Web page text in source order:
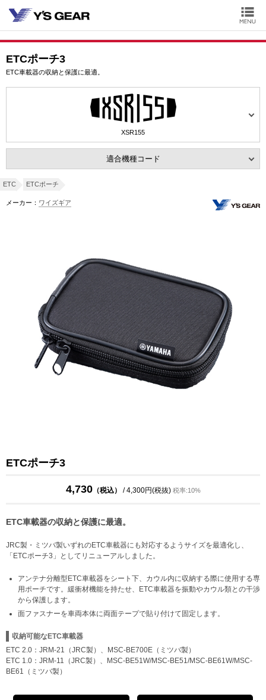
ETCポーチ3
ETC車載器の収納と保護に最適。
XSR155
適合機種コード
ETC ETCポーチ
メーカー： ワイズギア
ETCポーチ3
4,730（税込） / 4,300円(税抜) 税率:10%
ETC車載器の収納と保護に最適。
JRC製・ミツバ製いずれのETC車載器にも対応するようサイズを最適化し、
「ETCポーチ3」としてリニューアルしました。
アンテナ分離型ETC車載器をシート下、カウル内に収納する際に使用する専
用ポーチです。緩衝材機能を持たせ、ETC車載器を振動やカウル類との干渉
から保護します。
面ファスナーを車両本体に両面テープで貼り付けて固定します。
収納可能なETC車載器
ETC 2.0：JRM-21（JRC製）、MSC-BE700E（ミツバ製）
ETC 1.0：JRM-11（JRC製）、MSC-BE51W/MSC-BE51/MSC-BE61W/MSC-
BE61（ミツバ製）